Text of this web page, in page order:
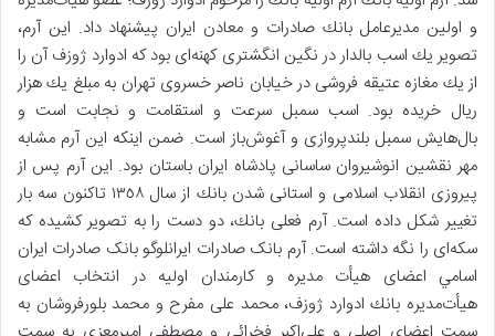
و اولين مديرعامل بانك صادرات و معادن ايران پیشنهاد داد. این آرم،
تصوير يك اسب بالدار در نگين انگشتری كهنه‌ای بود كه ادوارد ژوزف آن را
از يك مغازه عتيقه فروشی در خيابان ناصر خسروی تهران به مبلغ يك هزار
ریال خريده بود. اسب سمبل سرعت و استقامت و نجابت است و
بال‌هايش سمبل بلندپروازی و آغوش‌باز است. ضمن اینکه اين آرم مشابه
مهر نقشين انوشيروان ساسانی پادشاه ايران باستان بود. اين آرم پس از
پيروزی انقلاب اسلامی و استانی شدن بانك از سال ١٣٥٨ تاكنون سه بار
تغییر شکل داده است. آرم فعلی بانك، دو دست را به تصویر کشیده که
سکه‌ای را نگه داشته است. آرم بانک صادرات ایرانلوگو بانک صادرات ایران
اسامي اعضای هیأت مدیره و كارمندان اولیه در انتخاب اعضای
هيأت‌مديره بانك ادوارد ژوزف، محمد علی مفرح و محمد بلورفروشان به